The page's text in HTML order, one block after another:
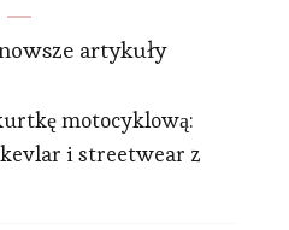
artykuły
motocyklową:
i streetwear z